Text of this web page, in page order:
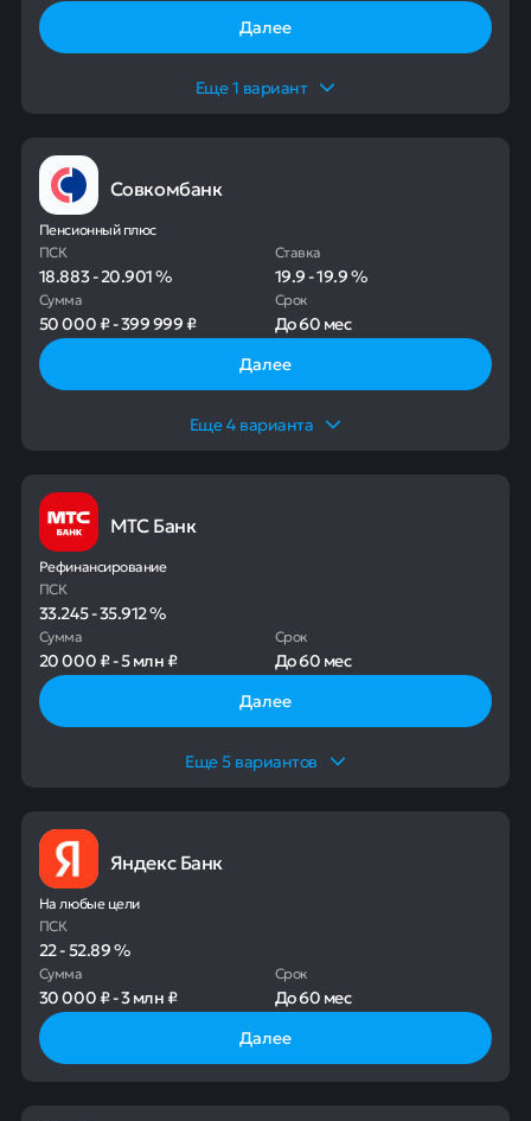
Далее
Еще1 вариант
Совкомбанк
Пенсионный плюс
ПСК
18.883-20.901%
Ставка
19.9-19.9%
Сумма
50 000 ₽-399 999 ₽
Срок
До60 мес
Далее
Еще4 варианта
МТС Банк
Рефинансирование
ПСК
33.245-35.912%
Сумма
20 000 ₽-5 млн ₽
Срок
До60 мес
Далее
Еще5вариантов
Яндекс Банк
На любые цели
ПСК
22-52.89%
Сумма
30 000 ₽-3 млн ₽
Срок
До60 мес
Далее